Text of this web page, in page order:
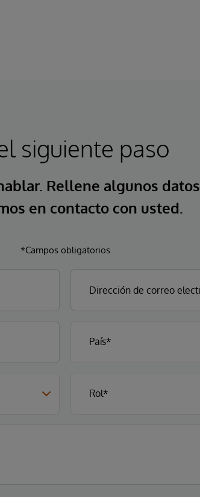
siguiente paso
Rellene algunos
en contacto con usted.
*Campos obligatorios